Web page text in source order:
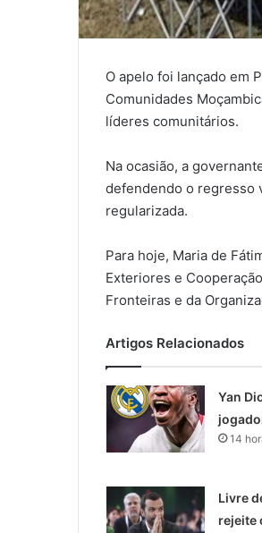
O apelo foi lançado em
Comunidades
líderes comunitários.
Na ocasião, a
defendendo o regresso
regularizada.
Para hoje, Maria de
Exteriores e
Fronteiras e da
Artigos Relacionados
Yan
14
Livre
rejeite